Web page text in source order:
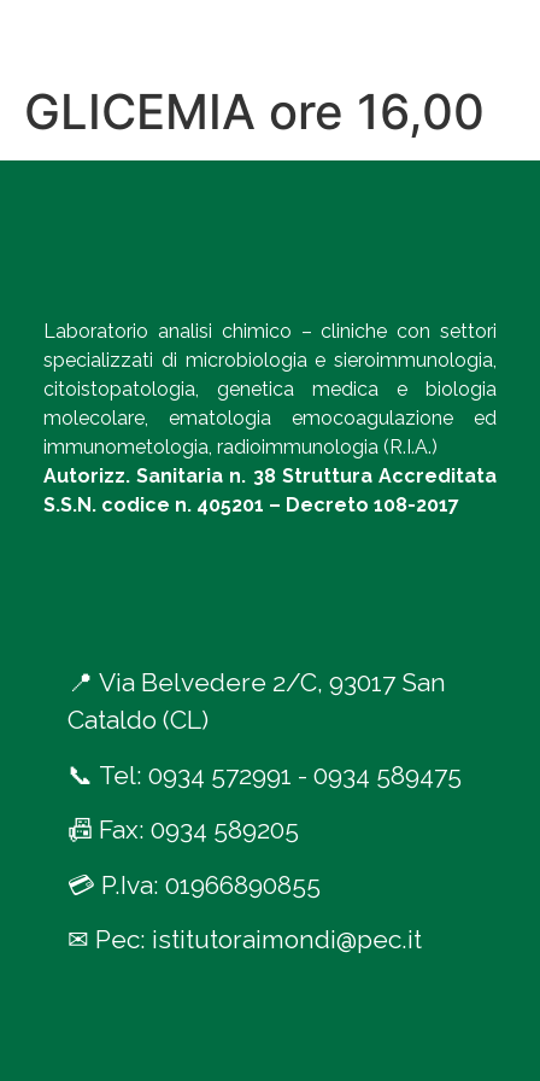
GLICEMIA ore 16,00
Laboratorio analisi chimico – cliniche con settori
specializzati di microbiologia e sieroimmunologia,
citoistopatologia, genetica medica e biologia
molecolare, ematologia emocoagulazione ed
immunometologia, radioimmunologia (R.I.A.)
Autorizz. Sanitaria n. 38 Struttura Accreditata
S.S.N. codice n. 405201 – Decreto 108-2017
📍 Via Belvedere 2/C, 93017 San
Cataldo (CL)
📞 Tel: 0934 572991 - 0934 589475
📠 Fax: 0934 589205
💳 P.Iva: 01966890855
✉ Pec: istitutoraimondi@pec.it